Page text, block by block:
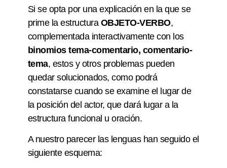
Si se opta por una explicación en la que se
prime la estructura OBJETO-VERBO,
complementada interactivamente con los
binomios tema-comentario, comentario-
tema, estos y otros problemas pueden
quedar solucionados, como podrá
constatarse cuando se examine el lugar de
la posición del actor, que dará lugar a la
estructura funcional u oración.
A nuestro parecer las lenguas han seguido el
siguiente esquema: